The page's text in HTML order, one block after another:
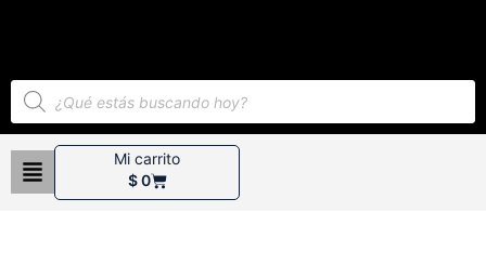
Mi carrito
$0